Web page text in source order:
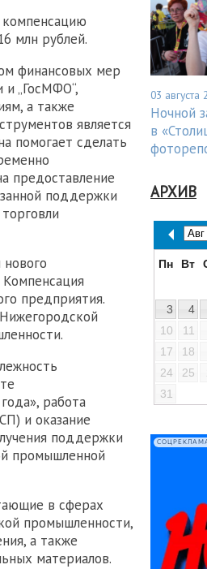
млн рублей.
финансовых мер
„ГосМФО“,
а также
является
помогает сделать
предоставление
поддержки
предприятия.
работа
и оказание
поддержки
промышленной
в сферах
промышленности,
а также
материалов.
03 августа
Ночной
в
АРХИВ
Пн Вт
3
4
10
11
17
18
24
25
31